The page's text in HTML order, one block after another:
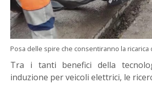
Posa delle spire che consentiranno la ricarica
Tra i tanti benefici della
induzione per veicoli elettrici, le